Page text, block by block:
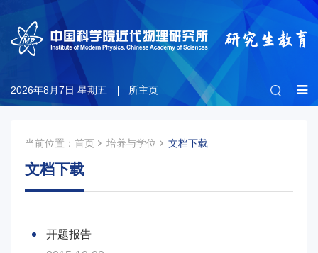
所主页
2026年8月7日 星期五
当前位置： 首页 培养与学位 文档下载
文档下载
开题报告